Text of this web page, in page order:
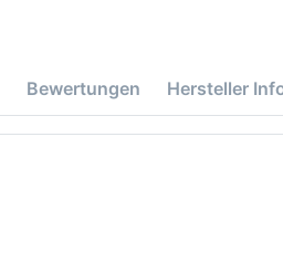
Bewertungen Hersteller